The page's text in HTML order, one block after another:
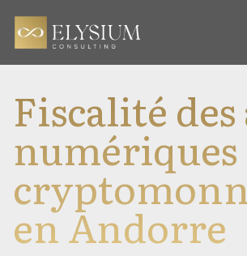
Fiscalité
numériques
en Andorre